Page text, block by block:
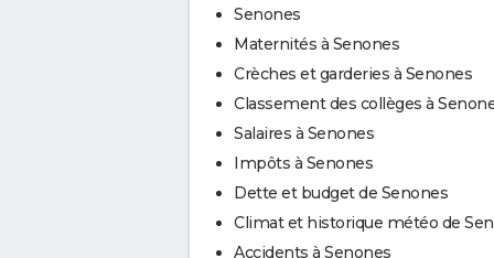
Senones
Maternités à Senones
Crèches et garderies à Senones
Classement des collèges à
Salaires à Senones
Impôts à Senones
Dette et budget de Senones
Climat et historique météo de
Accidents à Senones